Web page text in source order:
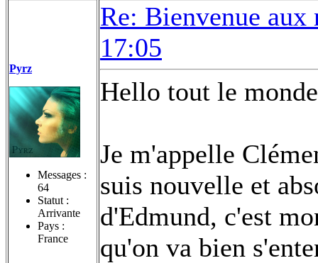
Pyrz
Messages :
64
Statut :
Arrivante
Pays :
France
Re: Bienvenue
17:05
Hello tout le
Je m'appelle
suis nouvelle et
d'Edmund, c'est
qu'on va bien